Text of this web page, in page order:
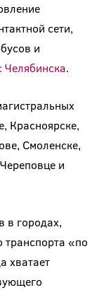
сети,
и
Челябинска.
Красноярске,
Смоленске,
и
в городах,
«по
хватает